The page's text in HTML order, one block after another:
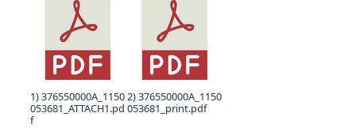
1) 376550000A_1150
053681_ATTACH1.pd
f
2) 376550000A_1150
053681_print.pdf